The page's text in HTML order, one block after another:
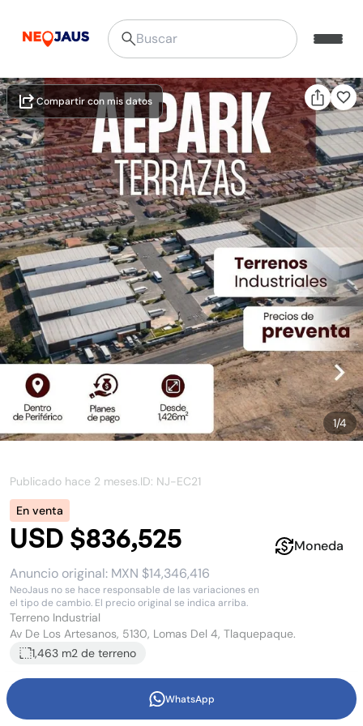
1/4
Compartir con mis datos
Publicado hace 2 meses.ID: NJ-EC21
En venta
USD $836,525
Anuncio original: MXN $14,346,416
NeoJaus no se hace responsable de las variaciones en
el tipo de cambio. El precio original se indica arriba.
Moneda
Terreno Industrial
Av De Los Artesanos, 5130, Lomas Del 4, Tlaquepaque.
1,463 m2 de terreno
Terreno industrial en Lomas Del 4,
WhatsApp